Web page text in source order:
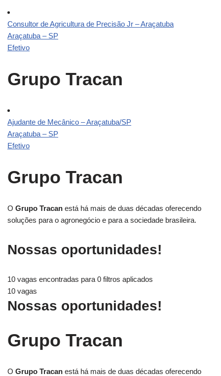
Consultor de Agricultura de Precisão Jr – Araçatuba
Araçatuba – SP
Efetivo
Grupo Tracan
Ajudante de Mecânico – Araçatuba/SP
Araçatuba – SP
Efetivo
Grupo Tracan
O Grupo Tracan está há mais de duas décadas oferecendo
soluções para o agronegócio e para a sociedade brasileira.
Nossas oportunidades!
10 vagas encontradas para 0 filtros aplicados
10 vagas
Nossas oportunidades!
Grupo Tracan
O Grupo Tracan está há mais de duas décadas oferecendo